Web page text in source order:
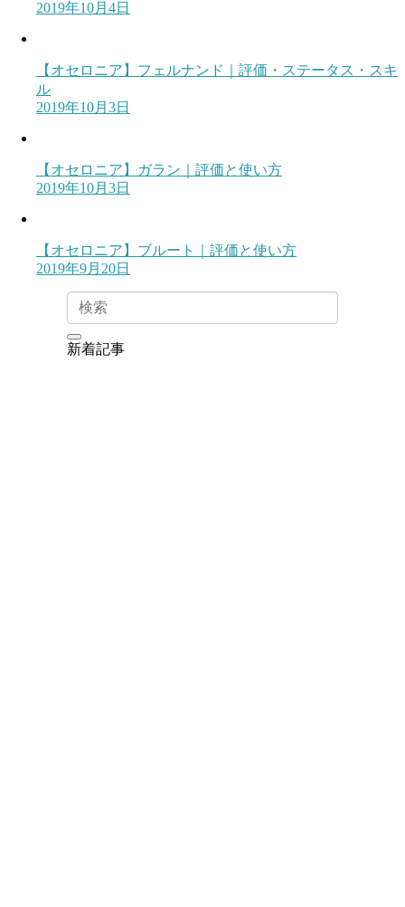
2019年10月4日
【オセロニア】フェルナンド｜評価・ステータス・スキ
ル
2019年10月3日
【オセロニア】ガラン｜評価と使い方
2019年10月3日
【オセロニア】ブルート｜評価と使い方
2019年9月20日
新着記事